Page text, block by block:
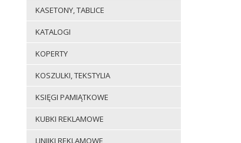
KASETONY, TABLICE
KATALOGI
KOPERTY
KOSZULKI, TEKSTYLIA
KSIĘGI PAMIĄTKOWE
KUBKI REKLAMOWE
LINIJKI REKLAMOWE